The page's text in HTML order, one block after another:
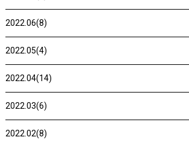
2022.06(8)
2022.05(4)
2022.04(14)
2022.03(6)
2022.02(8)